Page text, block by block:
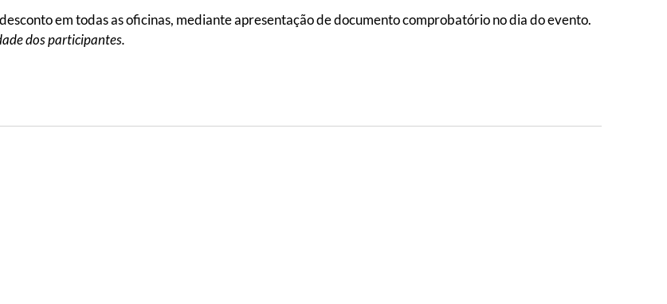
em todas as oficinas, mediante apresentação de documento comprobatório no dia do evento.
dos participantes.